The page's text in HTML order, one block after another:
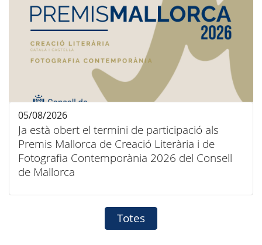
Ja està obert el termini de participació als
Premis Mallorca de Creació Literària i de
Fotografia Contemporània 2026 del Consell
de Mallorca
05/08/2026
Totes